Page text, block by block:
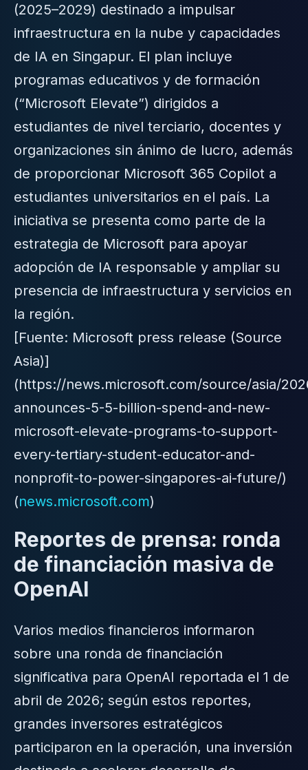
(2025–2029) destinado a impulsar
infraestructura en la nube y capacidades
de IA en Singapur. El plan incluye
programas educativos y de formación
(“Microsoft Elevate”) dirigidos a
estudiantes de nivel terciario, docentes y
organizaciones sin ánimo de lucro, además
de proporcionar Microsoft 365 Copilot a
estudiantes universitarios en el país. La
iniciativa se presenta como parte de la
estrategia de Microsoft para apoyar
adopción de IA responsable y ampliar su
presencia de infraestructura y servicios en
la región.
[Fuente: Microsoft press release (Source
Asia)]
(https://news.microsoft.com/source/asia/
announces-5-5-billion-spend-and-new-
microsoft-elevate-programs-to-support-
every-tertiary-student-educator-and-
nonprofit-to-power-singapores-ai-future/)
(news.microsoft.com)
Reportes de prensa: ronda
de financiación masiva de
OpenAI
Varios medios financieros informaron
sobre una ronda de financiación
significativa para OpenAI reportada el 1 de
abril de 2026; según estos reportes,
grandes inversores estratégicos
participaron en la operación, una inversión